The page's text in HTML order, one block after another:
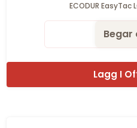
ECODUR
Lagg I